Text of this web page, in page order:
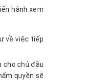
hành xem
về việc tiếp
cho chủ đầu
quyền sẽ